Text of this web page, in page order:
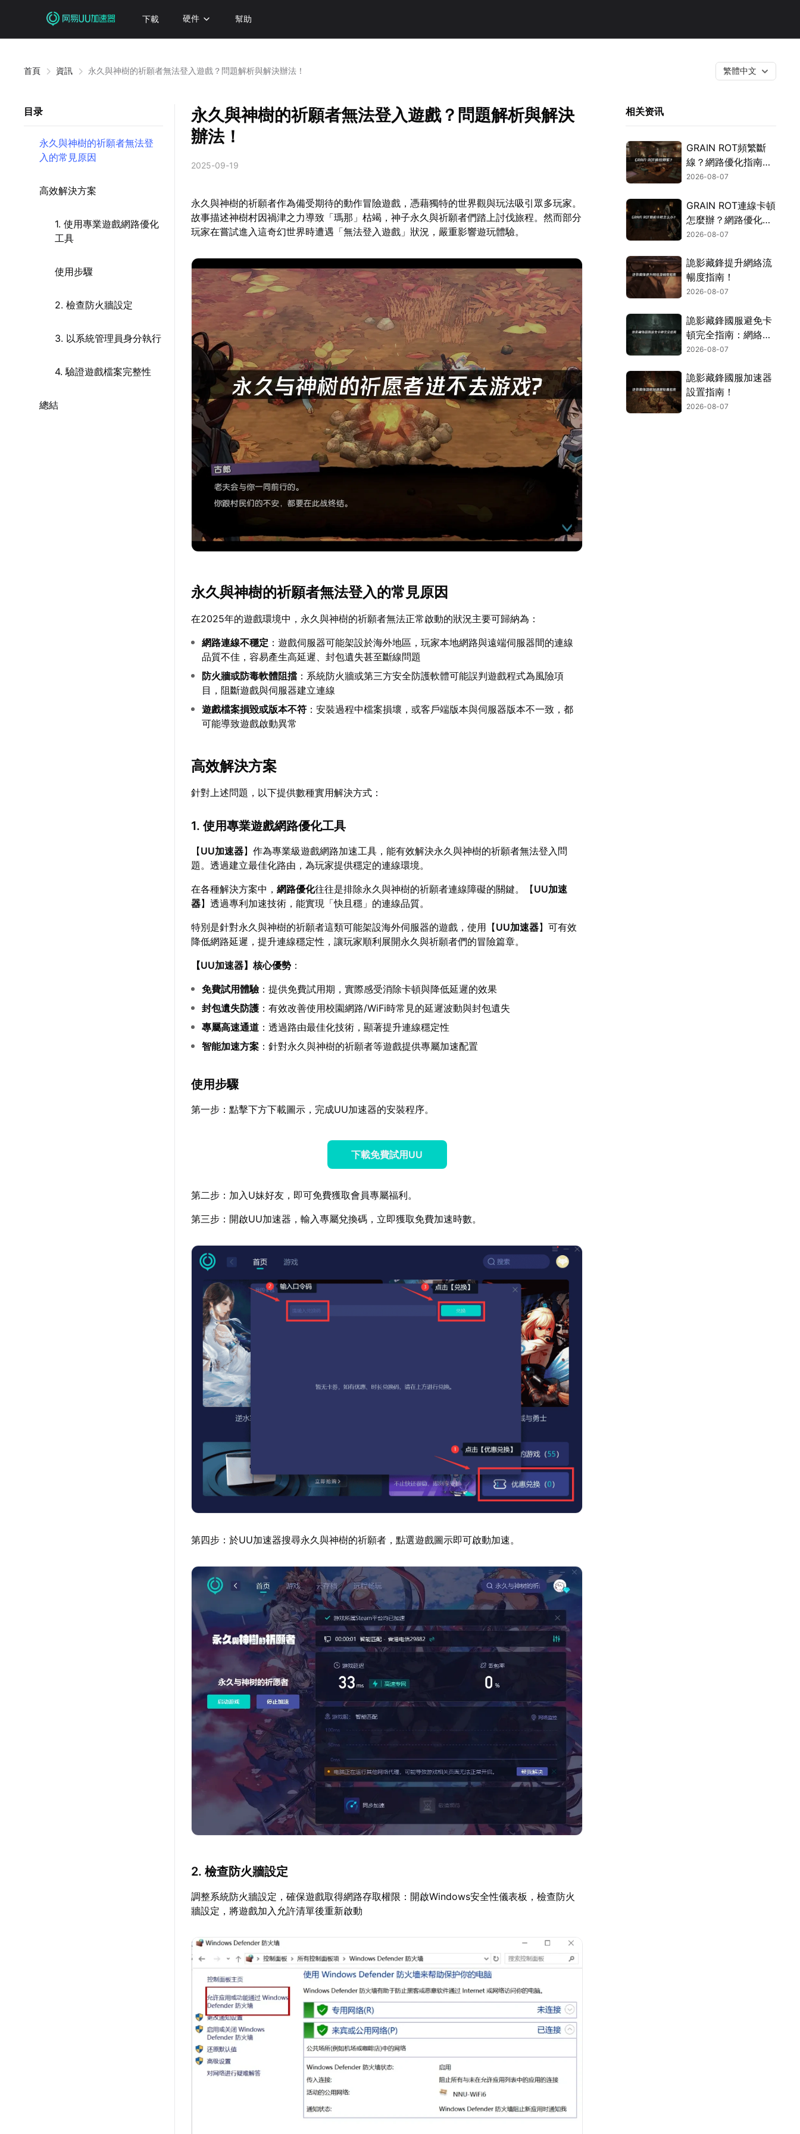
下載 硬件 幫助
首頁 資訊 永久與神樹的祈願者無法登入遊戲？問題解析與解決辦法！ 繁體中文
目录
永久與神樹的祈願者無法登
入的常見原因
高效解決方案
1. 使用專業遊戲網路優化
工具
使用步驟
2. 檢查防火牆設定
3. 以系統管理員身分執行
4. 驗證遊戲檔案完整性
總結
永久與神樹的祈願者無法登入遊戲？問題解析與解決
辦法！
2025-09-19
永久與神樹的祈願者作為備受期待的動作冒險遊戲，憑藉獨特的世界觀與玩法吸引眾多玩家。
故事描述神樹村因禍津之力導致「瑪那」枯竭，神子永久與祈願者們踏上討伐旅程。然而部分
玩家在嘗試進入這奇幻世界時遭遇「無法登入遊戲」狀況，嚴重影響遊玩體驗。
永久與神樹的祈願者無法登入的常見原因
在2025年的遊戲環境中，永久與神樹的祈願者無法正常啟動的狀況主要可歸納為：
網路連線不穩定 ：遊戲伺服器可能架設於海外地區，玩家本地網路與遠端伺服器間的連線
品質不佳，容易產生高延遲、封包遺失甚至斷線問題
防火牆或防毒軟體阻擋 ：系統防火牆或第三方安全防護軟體可能誤判遊戲程式為風險項
目，阻斷遊戲與伺服器建立連線
遊戲檔案損毀或版本不符 ：安裝過程中檔案損壞，或客戶端版本與伺服器版本不一致，都
可能導致遊戲啟動異常
高效解決方案
針對上述問題，以下提供數種實用解決方式：
1. 使用專業遊戲網路優化工具
【UU加速器】作為專業級遊戲網路加速工具，能有效解決永久與神樹的祈願者無法登入問
題。透過建立最佳化路由，為玩家提供穩定的連線環境。
在各種解決方案中，網路優化往往是排除永久與神樹的祈願者連線障礙的關鍵。【UU加速
器】透過專利加速技術，能實現「快且穩」的連線品質。
特別是針對永久與神樹的祈願者這類可能架設海外伺服器的遊戲，使用【UU加速器】可有效
降低網路延遲，提升連線穩定性，讓玩家順利展開永久與祈願者們的冒險篇章。
【UU加速器】核心優勢 ：
免費試用體驗：提供免費試用期，實際感受消除卡頓與降低延遲的效果
封包遺失防護 ：有效改善使用校園網路/WiFi時常見的延遲波動與封包遺失
專屬高速通道 ：透過路由最佳化技術，顯著提升連線穩定性
智能加速方案 ：針對永久與神樹的祈願者等遊戲提供專屬加速配置
使用步驟
第一步：點擊下方下載圖示，完成UU加速器的安裝程序。
下載免費試用UU
第二步：加入U妹好友，即可免費獲取會員專屬福利。
第三步：開啟UU加速器，輸入專屬兌換碼，立即獲取免費加速時數。
第四步：於UU加速器搜尋永久與神樹的祈願者，點選遊戲圖示即可啟動加速。
2. 檢查防火牆設定
調整系統防火牆設定，確保遊戲取得網路存取權限：開啟Windows安全性儀表板，檢查防火
牆設定，將遊戲加入允許清單後重新啟動
相关资讯
GRAIN ROT頻繁斷
線？網路優化指南一
次搞定！
2026-08-07
GRAIN ROT連線卡頓
怎麼辦？網路優化這
樣解決！
2026-08-07
詭影藏鋒提升網絡流
暢度指南！
2026-08-07
詭影藏鋒國服避免卡
頓完全指南：網絡優
化與解決技巧！
2026-08-07
詭影藏鋒國服加速器
設置指南！
2026-08-07